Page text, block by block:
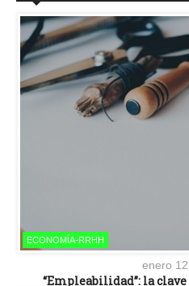
ECONOMÍA-RRHH
enero
“Empleabilidad”: la